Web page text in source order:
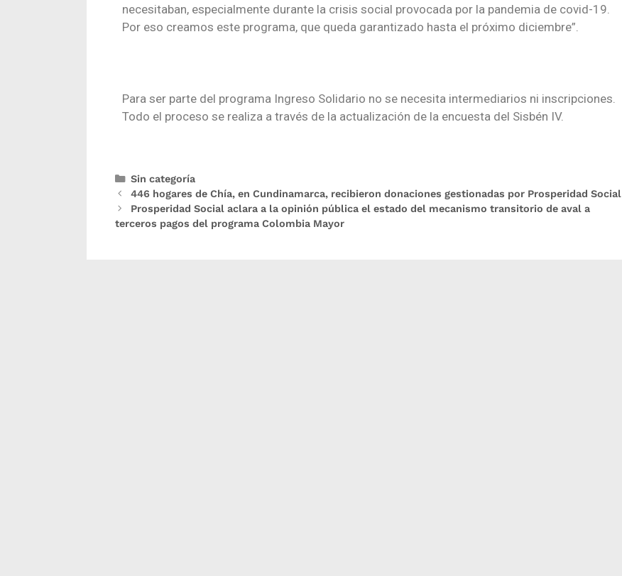
necesitaban, especialmente durante la crisis social provocada por la pandemia de covid-19.
Por eso creamos este programa, que queda garantizado hasta el próximo diciembre”.
Para ser parte del programa Ingreso Solidario no se necesita intermediarios ni inscripciones.
Todo el proceso se realiza a través de la actualización de la encuesta del Sisbén IV.
Sin categoría
446 hogares de Chía, en Cundinamarca, recibieron donaciones gestionadas por Prosperidad Social
Prosperidad Social aclara a la opinión pública el estado del mecanismo transitorio de aval a
terceros pagos del programa Colombia Mayor